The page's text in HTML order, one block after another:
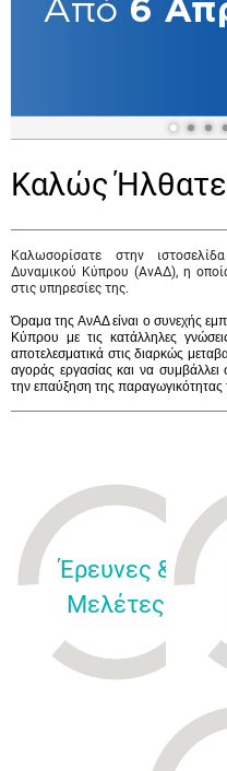
Καλώς
Καλωσορίσατε στην
Δυναμικού Κύπρου (ΑνΑΔ), η
στις υπηρεσίες της.
Όραμα της ΑνΑΔ είναι ο συνεχής
Κύπρου με τις κατάλληλες
αποτελεσματικά στις διαρκώς
αγοράς εργασίας και να συμβάλλει
την επαύξηση της
Έρευνες &
Μελέτες